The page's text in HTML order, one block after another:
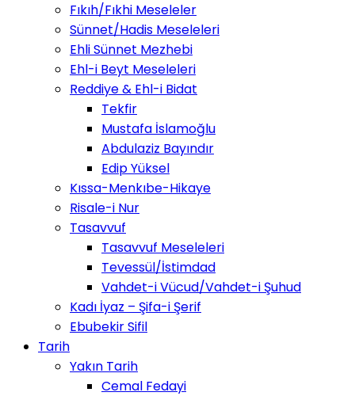
Fıkıh/Fıkhi Meseleler
Sünnet/Hadis Meseleleri
Ehli Sünnet Mezhebi
Ehl-i Beyt Meseleleri
Reddiye & Ehl-i Bidat
Tekfir
Mustafa İslamoğlu
Abdulaziz Bayındır
Edip Yüksel
Kıssa-Menkıbe-Hikaye
Risale-i Nur
Tasavvuf
Tasavvuf Meseleleri
Tevessül/İstimdad
Vahdet-i Vücud/Vahdet-i Şuhud
Kadı İyaz – Şifa-i Şerif
Ebubekir Sifil
Tarih
Yakın Tarih
Cemal Fedayi